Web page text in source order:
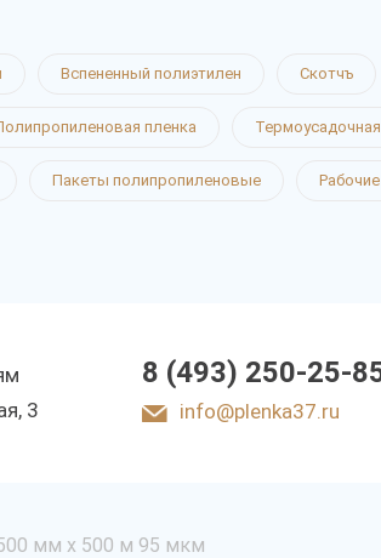
Вспененный полиэтилен Скотчъ
пленка
Пакеты полипропиленовые
3
8 (493) 250-25-
info@plenka37.ru
мм х 500 м 95 мкм